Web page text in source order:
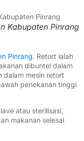
Kabupaten Pinrang
Pinrang. Retort ialah
dibuntel dalam
dalam mesin retort
penekanan tinggi
atau sterilisasi,
makanan selesai